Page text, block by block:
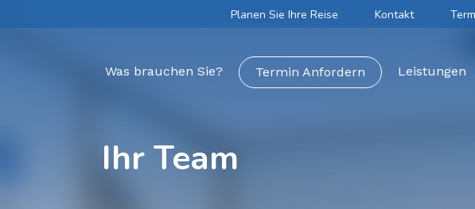
Planen Sie Ihre Reise Kontakt
Was brauchen Sie? Termin Anfordern Leistungen
Ihr Team